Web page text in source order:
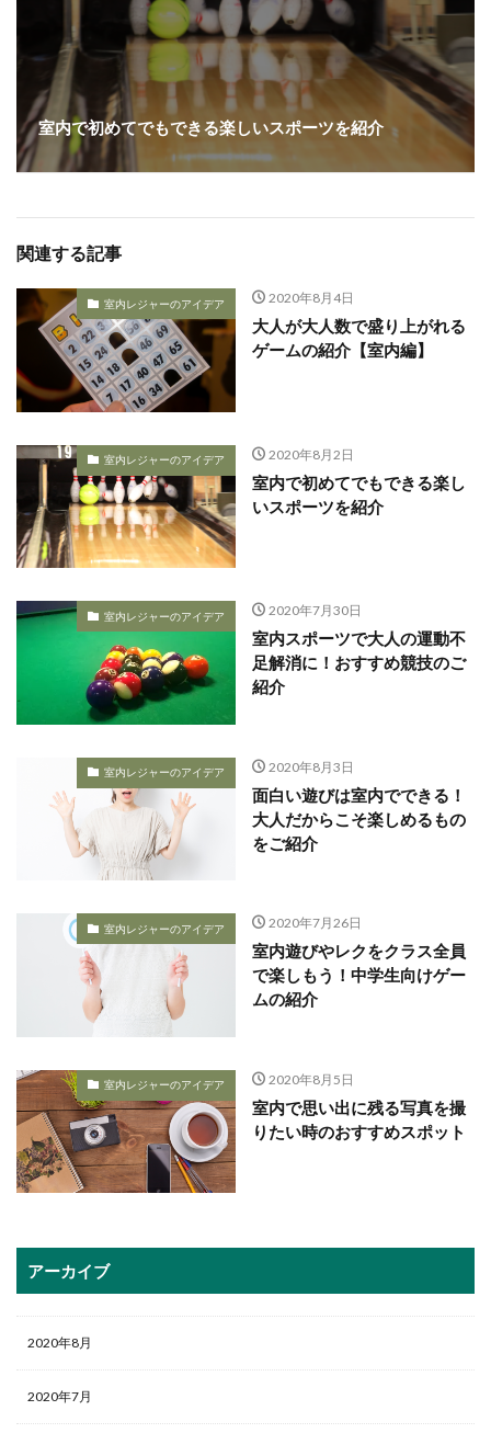
室内で初めてでもできる楽しいスポーツを紹介
関連する記事
室内レジャーのアイデア 2020年8月4日
大人が大人数で盛り上がれる
ゲームの紹介【室内編】
室内レジャーのアイデア 2020年8月2日
室内で初めてでもできる楽し
いスポーツを紹介
室内レジャーのアイデア 2020年7月30日
室内スポーツで大人の運動不
足解消に！おすすめ競技のご
紹介
室内レジャーのアイデア 2020年8月3日
面白い遊びは室内でできる！
大人だからこそ楽しめるもの
をご紹介
室内レジャーのアイデア 2020年7月26日
室内遊びやレクをクラス全員
で楽しもう！中学生向けゲー
ムの紹介
室内レジャーのアイデア 2020年8月5日
室内で思い出に残る写真を撮
りたい時のおすすめスポット
アーカイブ
2020年8月
2020年7月